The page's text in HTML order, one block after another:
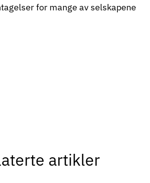
for mange av selskapene
artikler